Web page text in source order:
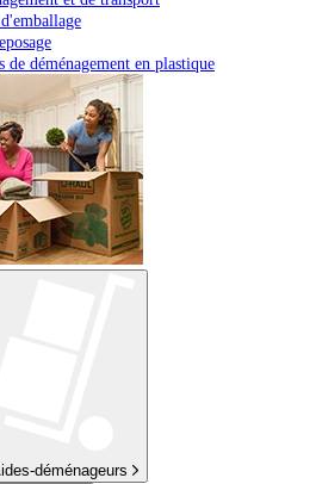
de déménagement en plastique
déménageurs